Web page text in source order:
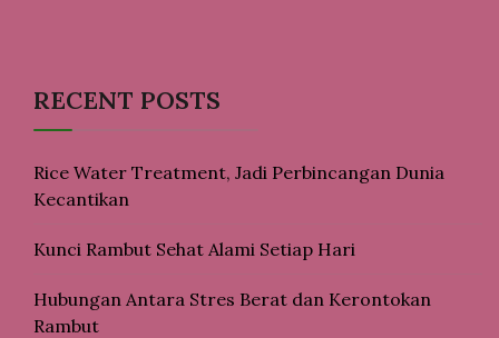
RECENT POSTS
Rice Water Treatment, Jadi Perbincangan Dunia
Kecantikan
Kunci Rambut Sehat Alami Setiap Hari
Hubungan Antara Stres Berat dan Kerontokan
Rambut